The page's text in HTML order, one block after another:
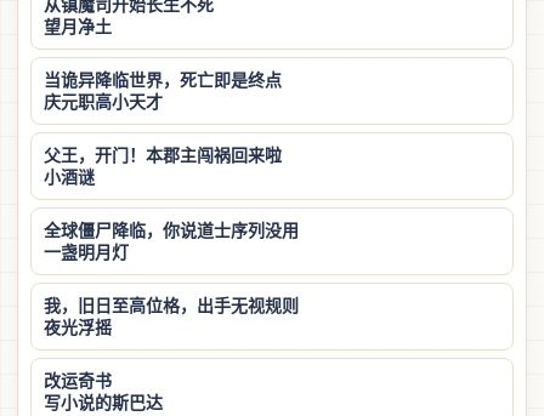
从镇魔司开始长生不死
望月净土
当诡异降临世界，死亡即是终点
庆元职高小天才
父王，开门！本郡主闯祸回来啦
小酒谜
全球僵尸降临，你说道士序列没用
一盏明月灯
我，旧日至高位格，出手无视规则
夜光浮摇
改运奇书
写小说的斯巴达